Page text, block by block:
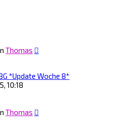
Thomas
*Update Woche 8*
10:18
Thomas